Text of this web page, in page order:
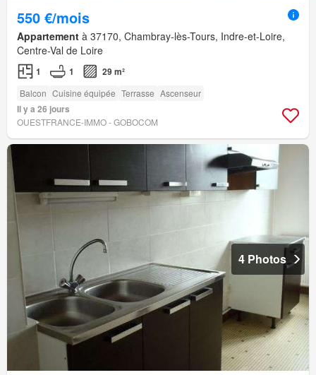
550 €/mois
Appartement à 37170, Chambray-lès-Tours, Indre-et-Loire,
Centre-Val de Loire
1 1 29 m²
Balcon Cuisine équipée Terrasse Ascenseur
Il y a 26 jours
OUESTFRANCE-IMMO - GOBOCOM
4 Photos